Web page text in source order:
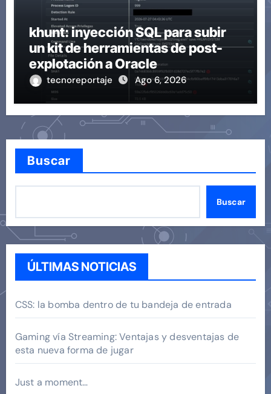
khunt: inyección SQL para subir
un kit de herramientas de post-
explotación a Oracle
tecnoreportaje Ago 6, 2026
Buscar
Buscar
ÚLTIMAS NOTICIAS
CSS: la bomba dentro de tu bandeja de entrada
Gaming vía Streaming: Ventajas y desventajas de
esta nueva forma de jugar
Just a moment…